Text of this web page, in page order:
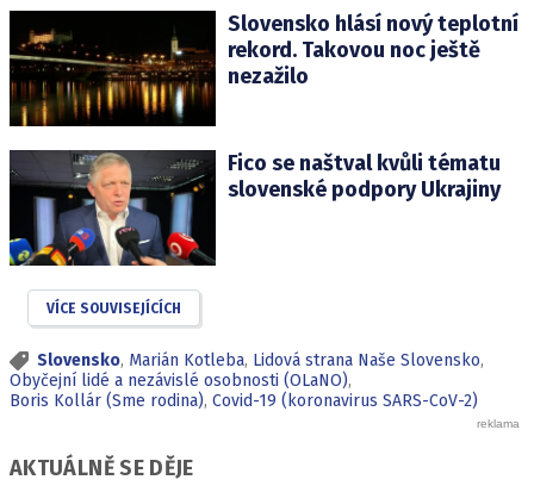
Slovensko hlásí nový teplotní
rekord. Takovou noc ještě
nezažilo
Fico se naštval kvůli tématu
slovenské podpory Ukrajiny
VÍCE SOUVISEJÍCÍCH
Slovensko, Marián Kotleba, Lidová strana Naše Slovensko,
Obyčejní lidé a nezávislé osobnosti (OLaNO),
Boris Kollár (Sme rodina), Covid-19 (koronavirus SARS-CoV-2)
AKTUÁLNĚ SE DĚJE